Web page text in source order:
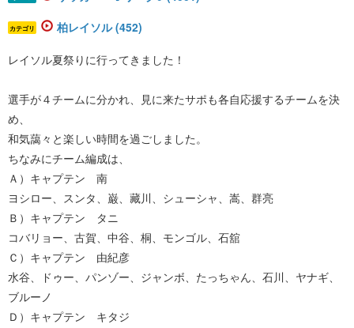
カテゴリ 柏レイソル (452)
レイソル夏祭りに行ってきました！
選手が４チームに分かれ、見に来たサポも各自応援するチームを決
め、
和気藹々と楽しい時間を過ごしました。
ちなみにチーム編成は、
Ａ）キャプテン 南
ヨシロー、スンタ、巌、藏川、シューシャ、嵩、群亮
Ｂ）キャプテン タニ
コバリョー、古賀、中谷、桐、モンゴル、石舘
Ｃ）キャプテン 由紀彦
水谷、ドゥー、パンゾー、ジャンボ、たっちゃん、石川、ヤナギ、
ブルーノ
Ｄ）キャプテン キタジ